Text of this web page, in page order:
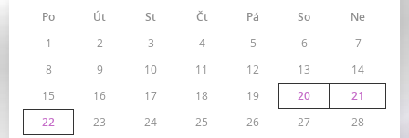
Po
Út St Čt Pá So
Ne
1
2 3 4 5 6
7
8
9 10 11 12 13
14
15
16 17 18 19 20
21
22
23 24 25 26 27
28